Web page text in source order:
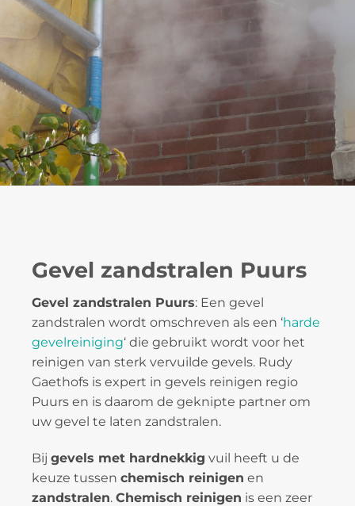
Gevel zandstralen Puurs
Gevel zandstralen Puurs: Een gevel
zandstralen wordt omschreven als een ‘harde
gevelreiniging‘ die gebruikt wordt voor het
reinigen van sterk vervuilde gevels. Rudy
Gaethofs is expert in gevels reinigen regio
Puurs en is daarom de geknipte partner om
uw gevel te laten zandstralen.
Bij gevels met hardnekkig vuil heeft u de
keuze tussen chemisch reinigen en
zandstralen. Chemisch reinigen is een zeer